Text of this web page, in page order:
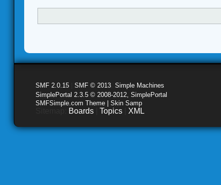
SMF 2.0.15 SMF © 2013 Simple Machines
SimplePortal 2.3.5 © 2008-2012, SimplePortal
SMFSimple.com Theme | Skin Samp
Boards Topics XML